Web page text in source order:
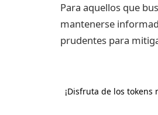
Para aquellos que
mantenerse
prudentes para
¡Disfruta de los